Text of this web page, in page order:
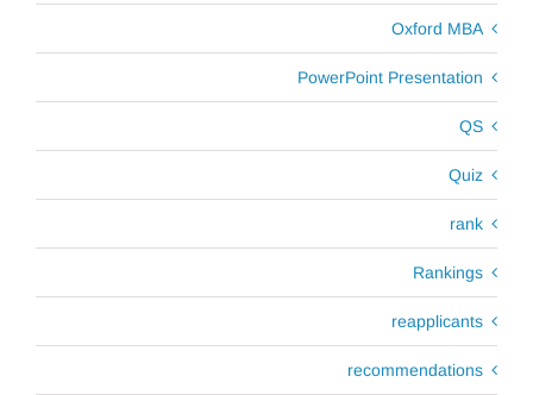
Oxford MBA
PowerPoint Presentation
QS
Quiz
rank
Rankings
reapplicants
recommendations